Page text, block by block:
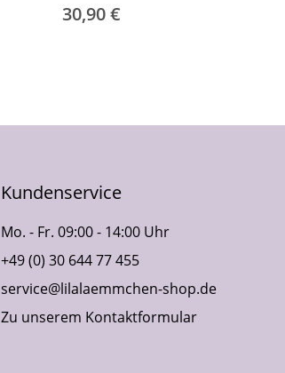
30,90 €
Kundenservice
Mo. - Fr. 09:00 - 14:00 Uhr
+49 (0) 30 644 77 455
service@lilalaemmchen-shop.de
Zu unserem Kontaktformular